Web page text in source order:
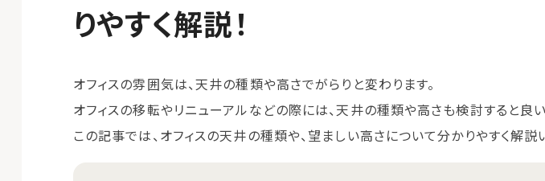
りやすく解説！
オフィスの雰囲気は、天井の種類や高さでがらりと変わります。
オフィスの移転やリニューアルなどの際には、天井の種類や高さも検討すると良い
この記事では、オフィスの天井の種類や、望ましい高さについて分かりやすく解説